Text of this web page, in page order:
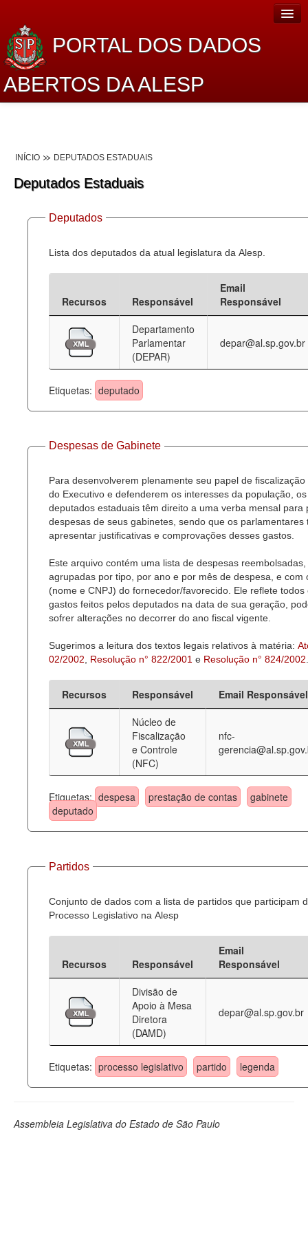
PORTAL DOS DADOS
ABERTOS DA ALESP
Lei de Acesso à Informação
Dados Governamentais Abertos
Planejamento
Catálogo de dados
Processo Legislativo
Deputados Estaduais
Administração
Legislação
Agenda
Perguntas frequentes
INÍCIO DEPUTADOS ESTADUAIS
Deputados Estaduais
Deputados
Lista dos deputados da atual legislatura da Alesp.
Recursos Responsável
Email
Responsável
Departamento
Parlamentar
(DEPAR)
depar@al.sp.gov.br
Etiquetas: deputado
Despesas de Gabinete
Para desenvolverem plenamente seu papel de fiscalização
do Executivo e defenderem os interesses da população, os
deputados estaduais têm direito a uma verba mensal para
despesas de seus gabinetes, sendo que os parlamentares
apresentar justificativas e comprovações desses gastos.
Este arquivo contém uma lista de despesas reembolsadas,
agrupadas por tipo, por ano e por mês de despesa, e com
(nome e CNPJ) do fornecedor/favorecido. Ele reflete todos
gastos feitos pelos deputados na data de sua geração,
sofrer alterações no decorrer do ano fiscal vigente.
Sugerimos a leitura dos textos legais relativos à matéria:
02/2002
Resolução n° 822/2001 e Resolução n° 824/2002
Recursos Responsável
Email Responsável
Núcleo de
Fiscalização
e Controle
(NFC)
nfc-
Etiquetas: despesa prestação de contas
gabinete
deputado
Partidos
Conjunto de dados com a lista de partidos que participam
Processo Legislativo na Alesp
Recursos Responsável
Email
Responsável
Divisão de
Apoio à Mesa
Diretora
(DAMD)
depar@al.sp.gov.br
Etiquetas: processo legislativo partido legenda
Assembleia Legislativa do Estado de São Paulo